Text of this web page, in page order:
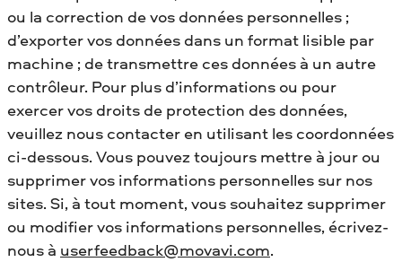
ou la correction de vos données personnelles ;
d’exporter vos données dans un format lisible par
machine ; de transmettre ces données à un autre
contrôleur. Pour plus d’informations ou pour
exercer vos droits de protection des données,
veuillez nous contacter en utilisant les coordonnées
ci-dessous. Vous pouvez toujours mettre à jour ou
supprimer vos informations personnelles sur nos
sites. Si, à tout moment, vous souhaitez supprimer
ou modifier vos informations personnelles, écrivez-
nous à userfeedback@movavi.com.